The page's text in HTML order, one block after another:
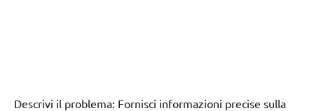
Descrivi il problema: Fornisci informazioni precise sulla